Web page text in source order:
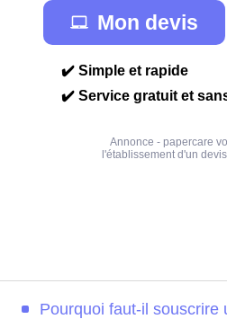
Mon devis
✔️ Simple et rapide
✔️ Service gratuit et
Annonce - papercare
l'établissement d'un
Pourquoi faut-il souscrire